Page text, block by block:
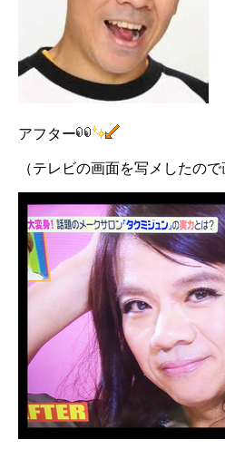
アフター
（テレビの画面を写メしたの